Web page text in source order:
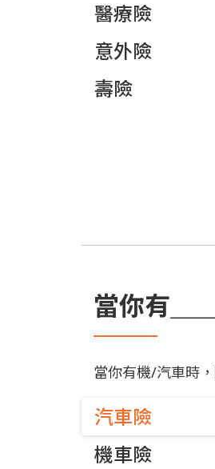
醫療險
意外險
壽險
當你有＿
當你有機/汽車時
汽車險
機車險